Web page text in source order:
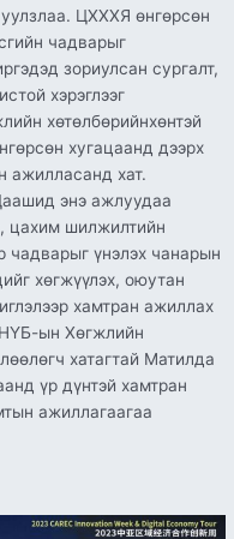
уулзлаа. ЦХХХЯ өнгөрсөн
чадварыг
зориулсан сургалт,
хэрэглээг
хөтөлбөрийнхөнтэй
хугацаанд дээрх
ажилласанд хат.
энэ ажлуудаа
цахим шилжилтийн
чадварыг үнэлэх чанарын
хөгжүүлэх, оюутан
хамтран ажиллах
НҮБ-ын Хөгжлийн
хатагтай Матилда
үр дүнтэй хамтран
ажиллагаагаа